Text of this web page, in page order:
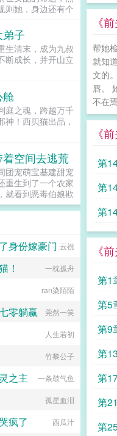
《
帮她
就知
文的
唇。
不在
《
第
第
第
《
第1
第5
第9
第
第
第
第
郁淼靠在窗边，衬
缓向写出郁淼的作
中那些alpha要
不住想喊姐姐请让
有一个秘密。她知
事。那期间每一
数着日子等着复
知道易璟不是这个
璟太可爱了。她是
常人，不会忽然发
不会利用信息素
有的剧情点。因
些恶心的alpha没
面前。郁淼爱易
不开窍，每次亲近
，即使她说她愿
了一直在烦她的
了易璟怀里璟
我1始终1v12超听
文案已截图备
，控制欲强，还打
则她，身边还有个
子
生清末，成为九叔
断成长，并开山立
舱
庭之魂，跨越万千
神！西贝猫出品，
空间去逃荒
团宠萌宝基建甜宠
重生到了一个农家
就看到恶毒伯娘欺
恶，不能忍，拼
...
身份嫁豪门 云祝
！ 一枕孤舟
ran染陌陌
零躺赢 莞然一笑
人生若初
竹黎公子
之主 一条鼓气鱼
孤星血泪
疯了 西瓜汁